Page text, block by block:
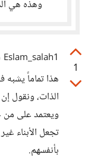
وهذه هي
1
Eslam_salah1
هذا تماماً
الذات، ونقول
ويعتمد على من
تجعل الأبناء
بأنفسهم.